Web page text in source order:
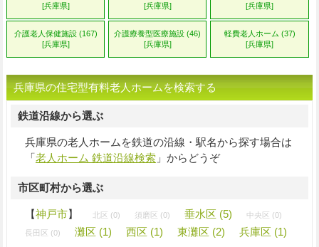
[兵庫県]
[兵庫県]
[兵庫県]
介護老人保健施設 (167)
[兵庫県]
介護療養型医療施設 (46)
[兵庫県]
軽費老人ホーム (37)
[兵庫県]
兵庫県の住宅型有料老人ホームを検索する
鉄道沿線から選ぶ
兵庫県の老人ホームを鉄道の沿線・駅名から探す場合は
「老人ホーム 鉄道沿線検索」からどうぞ
市区町村から選ぶ
【神戸市】 北区 (0) 須磨区 (0) 垂水区 (5) 中央区 (0)
長田区 (0) 灘区 (1) 西区 (1) 東灘区 (2) 兵庫区 (1)